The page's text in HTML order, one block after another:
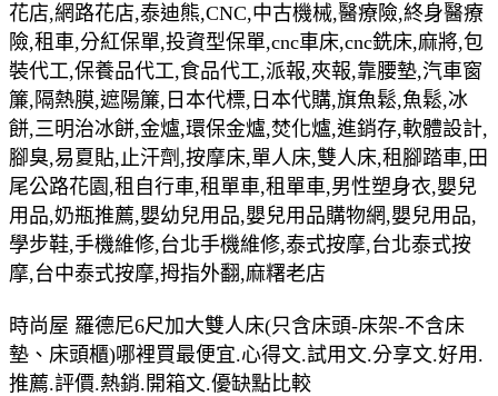
花店,網路花店,泰迪熊,CNC,中古機械,醫療險,終身醫療
險,租車,分紅保單,投資型保單,cnc車床,cnc銑床,麻將,包
裝代工,保養品代工,食品代工,派報,夾報,靠腰墊,汽車窗
簾,隔熱膜,遮陽簾,日本代標,日本代購,旗魚鬆,魚鬆,冰
餅,三明治冰餅,金爐,環保金爐,焚化爐,進銷存,軟體設計,
腳臭,易夏貼,止汗劑,按摩床,單人床,雙人床,租腳踏車,田
尾公路花園,租自行車,租單車,租單車,男性塑身衣,嬰兒
用品,奶瓶推薦,嬰幼兒用品,嬰兒用品購物網,嬰兒用品,
學步鞋,手機維修,台北手機維修,泰式按摩,台北泰式按
摩,台中泰式按摩,拇指外翻,麻糬老店
時尚屋 羅德尼6尺加大雙人床(只含床頭-床架-不含床
墊、床頭櫃)哪裡買最便宜.心得文.試用文.分享文.好用.
推薦.評價.熱銷.開箱文.優缺點比較